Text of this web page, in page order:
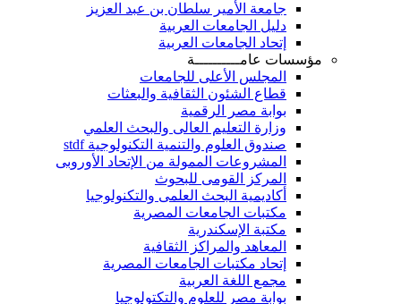
جامعة الأمير سلطان بن عبد العزيز
دليل الجامعات العربية
إتحاد الجامعات العربية
مؤسسات عامــــــــــة
المجلس الأعلى للجامعات
قطاع الشئون الثقافية والبعثات
بوابة مصر الرقمية
وزارة التعليم العالى والبحث العلمي
صندوق العلوم والتنمية التكنولوجية stdf
المشروعات الممولة من الإتحاد الأوروبى
المركز القومى للبحوث
أكاديمية البحث العلمى والتكنولوجيا
مكتبات الجامعات المصرية
مكتبة الإسكندرية
المعاهد والمراكز الثقافية
إتحاد مكتبات الجامعات المصرية
مجمع اللغة العربية
بوابة مصر للعلوم والتكتولوجيا